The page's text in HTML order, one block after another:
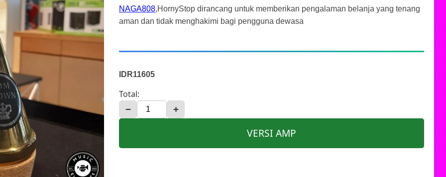
NAGA808,HornyStop dirancang untuk memberikan pengalaman belanja yang tenang
aman dan tidak menghakimi bagi pengguna dewasa
IDR11605
Total:
− +
VERSI AMP